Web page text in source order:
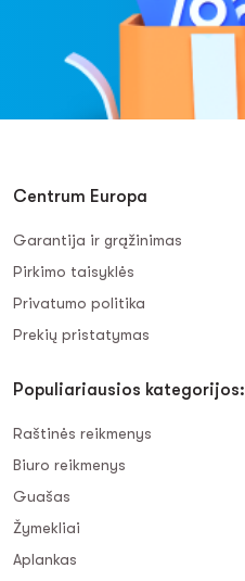
Centrum Europa
Garantija ir grąžinimas
Pirkimo taisyklės
Privatumo politika
Prekių pristatymas
Populiariausios kategorijos:
Raštinės reikmenys
Biuro reikmenys
Guašas
Žymekliai
Aplankas